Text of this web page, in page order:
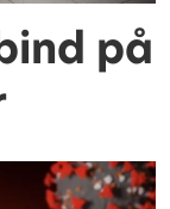
på